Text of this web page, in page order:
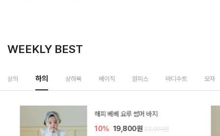
WEEKLY BEST
상의 하의 상하복 베이직 원피스 바디수트 모자
[SIZE ~6Y] 델린 린넨 바지
10% 21,600원 24,000원